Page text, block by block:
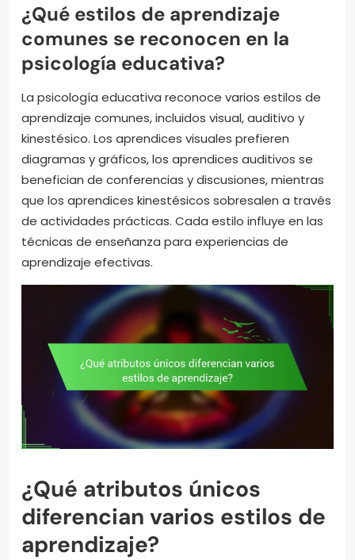
¿Qué estilos de aprendizaje
comunes se reconocen en la
psicología educativa?
La psicología educativa reconoce varios estilos de
aprendizaje comunes, incluidos visual, auditivo y
kinestésico. Los aprendices visuales prefieren
diagramas y gráficos, los aprendices auditivos se
benefician de conferencias y discusiones, mientras
que los aprendices kinestésicos sobresalen a través
de actividades prácticas. Cada estilo influye en las
técnicas de enseñanza para experiencias de
aprendizaje efectivas.
¿Qué atributos únicos
diferencian varios estilos de
aprendizaje?